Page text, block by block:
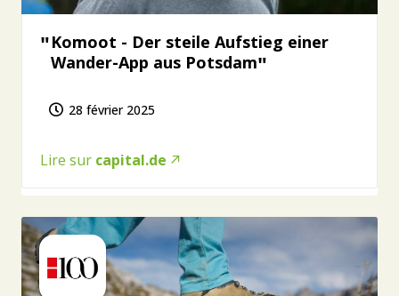
Komoot - Der steile Aufstieg einer
Wander-App aus Potsdam
28 février 2025
Lire sur capital.de